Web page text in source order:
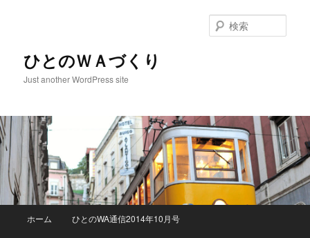
ひとのＷＡづくり
Just another WordPress site
索
メインコンテンツへ移動
サブコンテンツへ移動
ホーム ひとのWA通信2014年10月号